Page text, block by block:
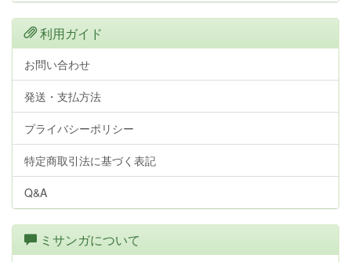
利用ガイド
お問い合わせ
発送・支払方法
プライバシーポリシー
特定商取引法に基づく表記
Q&A
ミサンガについて